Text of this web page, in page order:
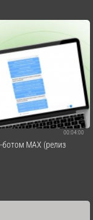
00:04:00
ботом MАХ (релиз